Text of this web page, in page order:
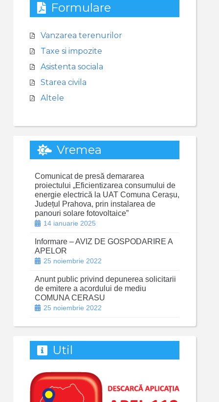
Formulare
Vanzarea terenurilor
Taxe si impozite
Asistenta sociala
Starea civila
Altele
Vremea
Comunicat de presă demararea
proiectului „Eficientizarea consumului de
energie electrică la UAT Comuna Cerașu,
Județul Prahova, prin instalarea de
panouri solare fotovoltaice”
14 ianuarie 2025
Informare – AVIZ DE GOSPODARIRE A
APELOR
25 noiembrie 2022
Anunt public privind depunerea solicitarii
de emitere a acordului de mediu
COMUNA CERASU
25 noiembrie 2022
Util